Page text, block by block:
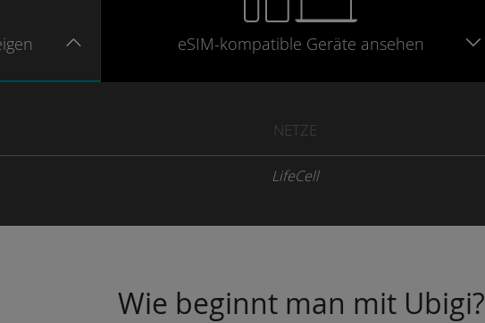
eSIM-kompatible Geräte ansehen
NETZE
LifeCell
Wie beginnt man mit Ubigi?